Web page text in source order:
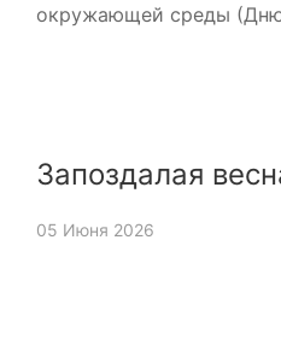
окружающей среды
Запоздалая
05 Июня 2026